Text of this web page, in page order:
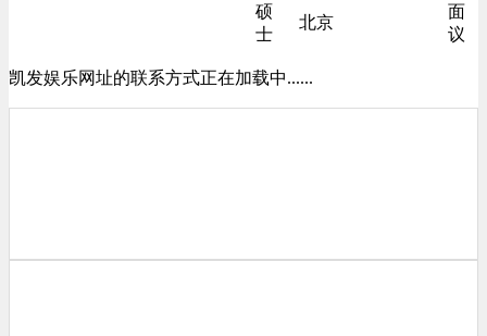
硕
士
北京
面
议
凯发娱乐网址的联系方式正在加载中......